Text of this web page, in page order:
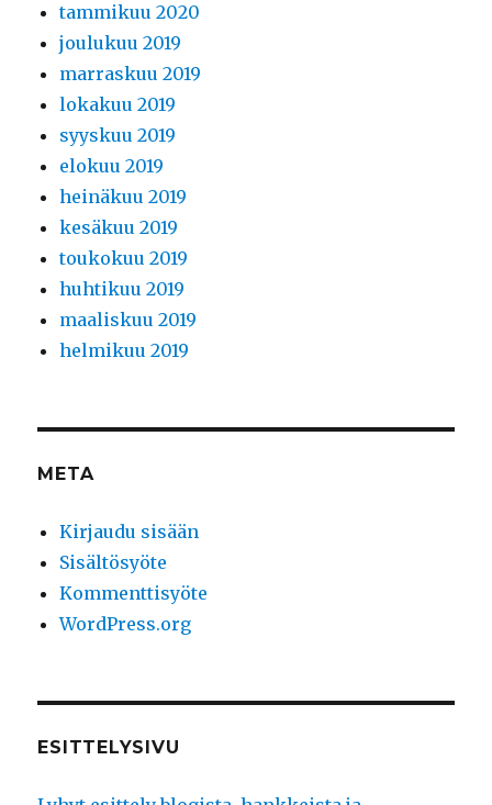
tammikuu 2020
joulukuu 2019
marraskuu 2019
lokakuu 2019
syyskuu 2019
elokuu 2019
heinäkuu 2019
kesäkuu 2019
toukokuu 2019
huhtikuu 2019
maaliskuu 2019
helmikuu 2019
META
Kirjaudu sisään
Sisältösyöte
Kommenttisyöte
WordPress.org
ESITTELYSIVU